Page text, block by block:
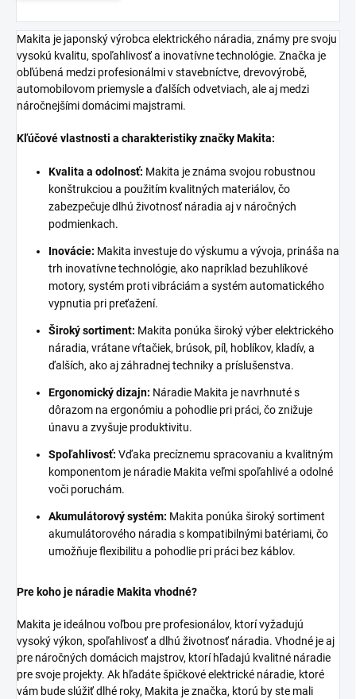
Makita je japonský výrobca elektrického náradia, známy pre svoju
vysokú kvalitu, spoľahlivosť a inovatívne technológie. Značka je
obľúbená medzi profesionálmi v stavebníctve, drevovýrobě,
automobilovom priemysle a ďalších odvetviach, ale aj medzi
náročnejšími domácimi majstrami.
Kľúčové vlastnosti a charakteristiky značky Makita:
Kvalita a odolnosť: Makita je známa svojou robustnou
konštrukciou a použitím kvalitných materiálov, čo
zabezpečuje dlhú životnosť náradia aj v náročných
podmienkach.
Inovácie: Makita investuje do výskumu a vývoja, prináša na
trh inovatívne technológie, ako napríklad bezuhlíkové
motory, systém proti vibráciám a systém automatického
vypnutia pri preťažení.
Široký sortiment: Makita ponúka široký výber elektrického
náradia, vrátane vŕtačiek, brúsok, píl, hoblíkov, kladív, a
ďalších, ako aj záhradnej techniky a príslušenstva.
Ergonomický dizajn: Náradie Makita je navrhnuté s
dôrazom na ergonómiu a pohodlie pri práci, čo znižuje
únavu a zvyšuje produktivitu.
Spoľahlivosť: Vďaka precíznemu spracovaniu a kvalitným
komponentom je náradie Makita veľmi spoľahlivé a odolné
voči poruchám.
Akumulátorový systém: Makita ponúka široký sortiment
akumulátorového náradia s kompatibilnými batériami, čo
umožňuje flexibilitu a pohodlie pri práci bez káblov.
Pre koho je náradie Makita vhodné?
Makita je ideálnou voľbou pre profesionálov, ktorí vyžadujú
vysoký výkon, spoľahlivosť a dlhú životnosť náradia. Vhodné je aj
pre náročných domácich majstrov, ktorí hľadajú kvalitné náradie
pre svoje projekty. Ak hľadáte špičkové elektrické náradie, ktoré
vám bude slúžiť dlhé roky, Makita je značka, ktorú by ste mali